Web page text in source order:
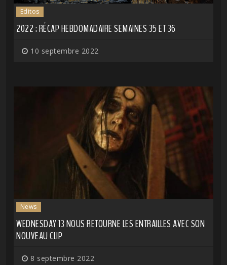
Editos
2022 : RÉCAP HEBDOMADAIRE SEMAINES 35 ET 36
10 septembre 2022
News
WEDNESDAY 13 NOUS RETOURNE LES ENTRAILLES AVEC SON
NOUVEAU CLIP
8 septembre 2022